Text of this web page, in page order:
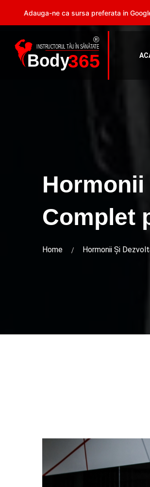
Complet
Home Hormonii Și
Adauga-ne ca sursa preferata in